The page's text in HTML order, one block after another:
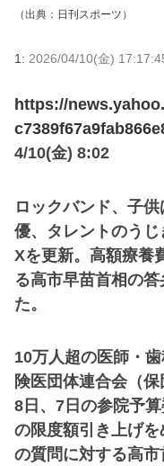
（出典： 日刊スポーツ ）
1: 2026/04/10(金)
https://
4/10(金) 8:02
ロックバンド、子
優、タレントのう
Xを更新。高額療養
る高市早苗首相の
た。
10万人超の医師・
険医団体連合会（
8日、7日の参院予
の限度額引き上げ
の質問に対する高